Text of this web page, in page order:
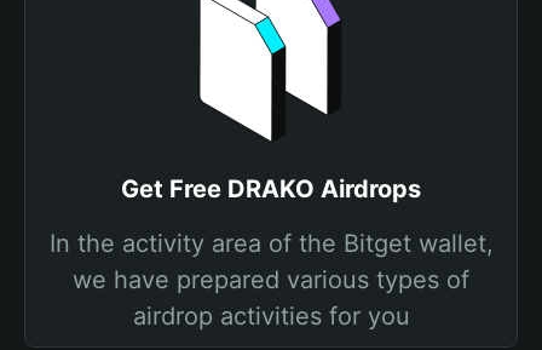
Get Free DRAKO Airdrops
In the activity area of the Bitget wallet,
we have prepared various types of
airdrop activities for you